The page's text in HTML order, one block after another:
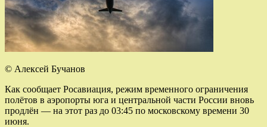
© Алексей Бучанов
Как сообщает Росавиация, режим временного ограничения
полётов в аэропорты юга и центральной части России вновь
продлён — на этот раз до 03:45 по московскому времени 30
июня.